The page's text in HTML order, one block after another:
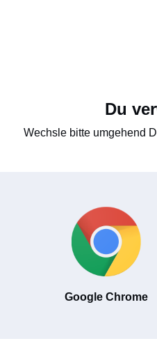
Du
Wechsle bitte umgehend
Google Chrome